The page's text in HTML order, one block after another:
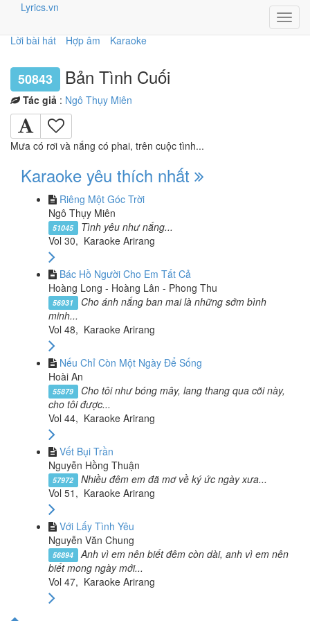
Lyrics.vn
Lời bài hát Hợp âm Karaoke
50843 Bản Tình Cuối
Tác giả : Ngô Thụy Miên
Mưa có rơi và nắng có phai, trên cuộc tình...
Karaoke yêu thích nhất
Riêng Một Góc Trời
Ngô Thụy Miên
51045 Tình yêu như nắng...
Vol 30, Karaoke Arirang
Bác Hồ Người Cho Em Tất Cả
Hoàng Long - Hoàng Lân - Phong Thu
56931 Cho ánh nắng ban mai là những sớm bình
minh...
Vol 48, Karaoke Arirang
Nếu Chỉ Còn Một Ngày Để Sống
Hoài An
55879 Cho tôi như bóng mây, lang thang qua cõi này,
cho tôi được...
Vol 44, Karaoke Arirang
Vết Bụi Trần
Nguyễn Hồng Thuận
57972 Nhiều đêm em đã mơ về ký ức ngày xưa...
Vol 51, Karaoke Arirang
Với Lấy Tình Yêu
Nguyễn Văn Chung
56894 Anh vì em nên biết đêm còn dài, anh vì em nên
biết mong ngày mới...
Vol 47, Karaoke Arirang